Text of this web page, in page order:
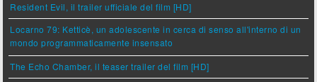
Resident Evil, il trailer ufficiale del film [HD]
Locarno 79: Ketticè, un adolescente in cerca di senso all'interno di un
mondo programmaticamente insensato
The Echo Chamber, il teaser trailer del film [HD]